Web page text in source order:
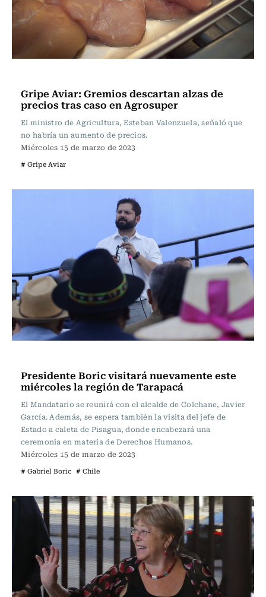
Gripe Aviar: Gremios descartan alzas de
precios tras caso en Agrosuper
El ministro de Agricultura, Esteban Valenzuela, señaló que
no habría un aumento de precios.
Miércoles 15 de marzo de 2023
# Gripe Aviar
Presidente Boric visitará nuevamente este
miércoles la región de Tarapacá
El Mandatario se reunirá con el alcalde de Colchane, Javier
García. Además, se espera también la visita del jefe de
Estado a caleta de Pisagua, donde encabezará una
ceremonia en materia de Derechos Humanos.
Miércoles 15 de marzo de 2023
# Gabriel Boric # Chile